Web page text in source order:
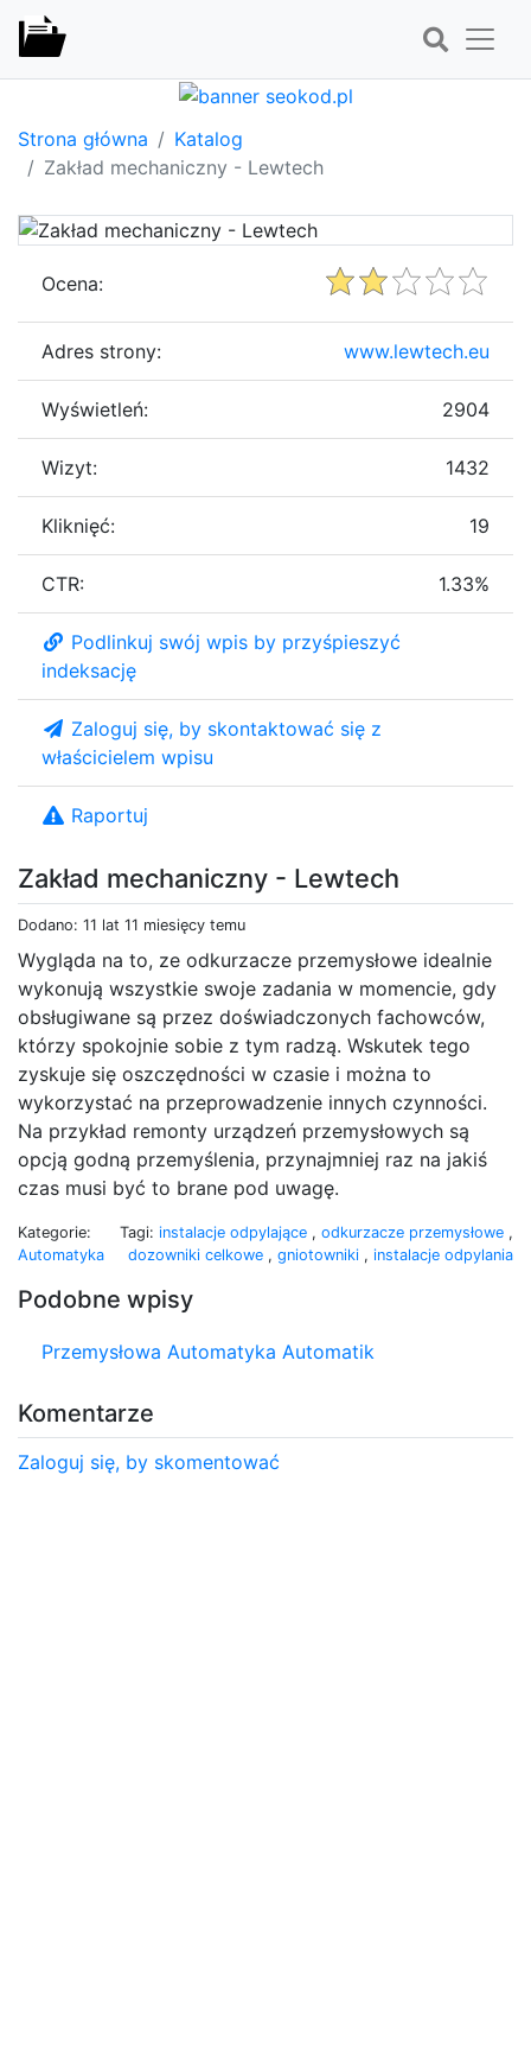
Strona główna
Katalog
Zakład mechaniczny - Lewtech
Zakład mechaniczny - Lewtech
Dodano: 11 lat 11 miesięcy temu
Wygląda na to, ze odkurzacze przemysłowe idealnie
wykonują wszystkie swoje zadania w momencie, gdy
obsługiwane są przez doświadczonych fachowców,
którzy spokojnie sobie z tym radzą. Wskutek tego
zyskuje się oszczędności w czasie i można to
wykorzystać na przeprowadzenie innych czynności.
Na przykład remonty urządzeń przemysłowych są
opcją godną przemyślenia, przynajmniej raz na jakiś
czas musi być to brane pod uwagę.
Kategorie:
Automatyka
Tagi: instalacje odpylające , odkurzacze przemysłowe ,
dozowniki celkowe , gniotowniki , instalacje odpylania
Podobne wpisy
Przemysłowa Automatyka Automatik
Komentarze
Zaloguj się, by skomentować
Ocena:
Adres strony: www.lewtech.eu
Wyświetleń: 2904
Wizyt: 1432
Kliknięć: 19
CTR: 1.33%
Podlinkuj swój wpis by przyśpieszyć
indeksację
Zaloguj się, by skontaktować się z
właścicielem wpisu
Raportuj